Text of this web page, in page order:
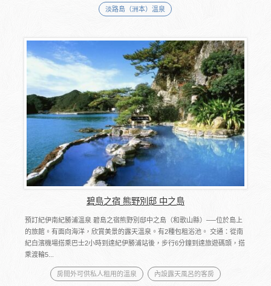
淡路島（洲本）溫泉
碧島之宿 熊野別邸 中之島
預訂紀伊南紀勝浦溫泉 碧島之宿熊野別邸中之島（和歌山縣）──位於島上
的旅館。有面向海洋，欣賞美景的露天溫泉。有2種包租浴池。 交通：從南
紀白濱機場搭乘巴士2小時到達紀伊勝浦站後，步行6分鐘到達旅遊碼頭，搭
乘渡輪5...
房間外可供私人租用的溫泉 內設露天風呂的客房